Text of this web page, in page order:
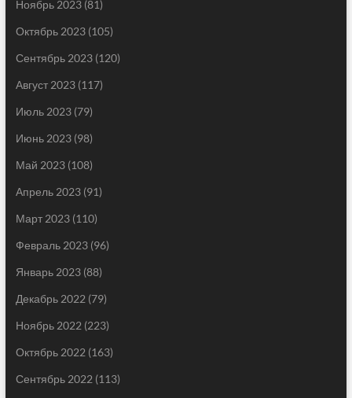
Ноябрь 2023(81)
Октябрь 2023(105)
Сентябрь 2023(120)
Август 2023(117)
Июль 2023(79)
Июнь 2023(98)
Май 2023(108)
Апрель 2023(91)
Март 2023(110)
Февраль 2023(96)
Январь 2023(88)
Декабрь 2022 (79)
Ноябрь 2022 (223)
Октябрь 2022 (163)
Сентябрь 2022 (113)